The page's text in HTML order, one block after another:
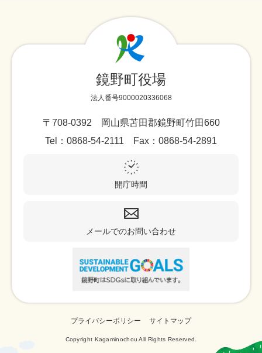
鏡野町役場
法人番号9000020336068
〒708-0392 岡山県苫田郡鏡野町竹田660
Tel：0868-54-2111 Fax：0868-54-2891
開庁時間
メールでのお問い合わせ
プライバシーポリシー サイトマップ
Copyright Kagaminochou All Rights Reserved.